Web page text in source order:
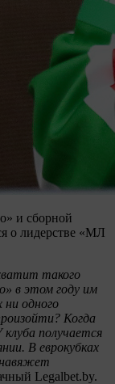
и сборной
о лидерстве «МЛ
такого
в этом году им
одного
Когда
получается
В еврокубках
Legalbet.by.